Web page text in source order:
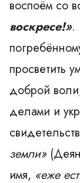
воспоём со
воскресе!».
просветить
доброй
делами и
земли»(Деян
имя, «еже